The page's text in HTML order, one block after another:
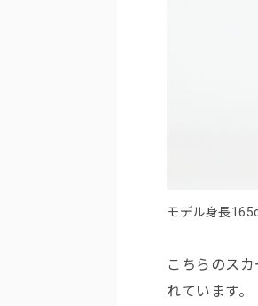
モデル身長
こちらのス
れています。